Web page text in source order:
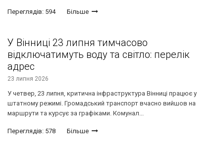
Переглядів: 594 Більше
У Вінниці 23 липня тимчасово
відключатимуть воду та світло: перелік
адрес
23 липня 2026
У четвер, 23 липня, критична інфраструктура Вінниці працює у
штатному режимі. Громадський транспорт вчасно вийшов на
маршрути та курсує за графіками. Комунал...
Переглядів: 578 Більше